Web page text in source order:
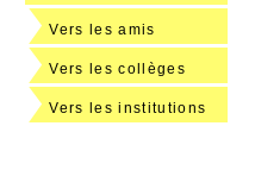
Vers les amis
Vers les collèges
Vers les institutions